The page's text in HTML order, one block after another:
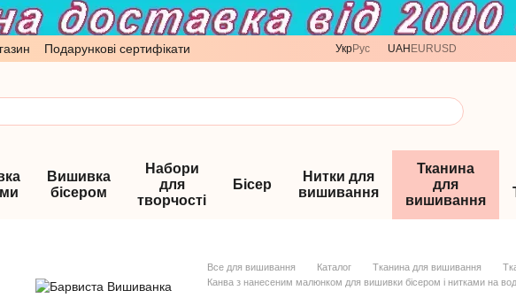
Подарункові сертифікати УкрРус UAH EURUSD
Вишивка
бісером
Набори
для
творчості
Бісер
Нитки для
вишивання
Тканина
для
вишивання
Все для вишивання Каталог Тканина для вишивання
Канва з нанесеним малюнком для вишивки бісером і нитками на